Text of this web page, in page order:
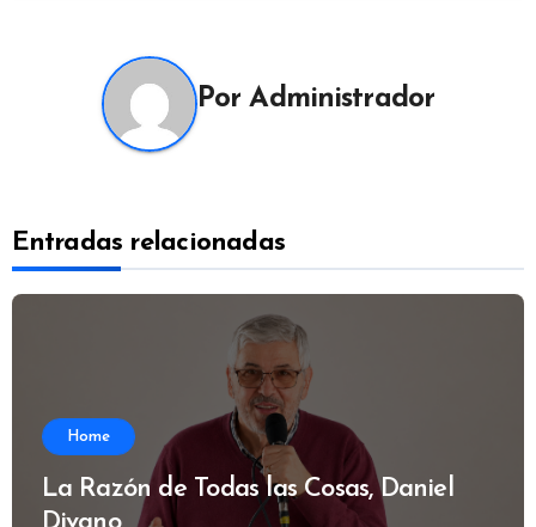
PorAdministrador
Entradas relacionadas
Home
La Razón de Todas las Cosas, Daniel